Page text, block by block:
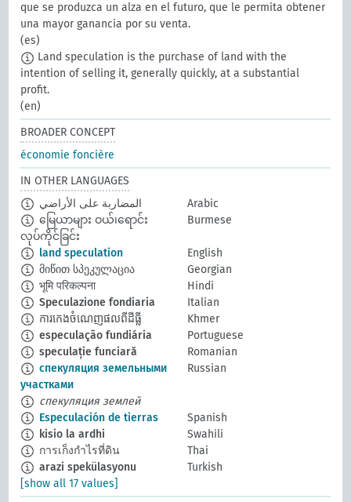
que se produzca un alza en el futuro, que le permita obtener
una mayor ganancia por su venta.
(es)
Land speculation is the purchase of land with the
intention of selling it, generally quickly, at a substantial
profit.
(en)
BROADER CONCEPT
économie foncière
IN OTHER LANGUAGES
المضاربة على الأراضي
Arabic
မြေယာများ ဝယ်၊ရောင်း
လုပ်ကိုင်ခြင်း
Burmese
land speculation
English
მიწით სპეკულაცია
Georgian
भूमि परिकल्पना
Hindi
Speculazione fondiaria
Italian
ការកេងចំណេញផលពីដីធ្លី
Khmer
especulação fundiária
Portuguese
speculație funciară
Romanian
спекуляция земельными
участками
Russian
спекуляция землей
Especulación de tierras
Spanish
kisio la ardhi
Swahili
การเก็งกำไรที่ดิน
Thai
arazi spekülasyonu
Turkish
[show all 17 values]